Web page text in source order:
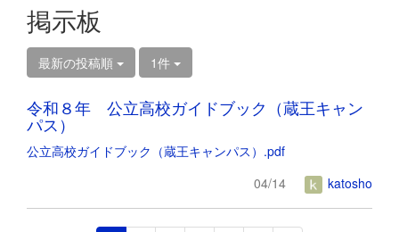
掲示板
最新の投稿順 1件
令和８年 公立高校ガイドブック（蔵王キャン
パス）
公立高校ガイドブック（蔵王キャンパス）.pdf
04/14
katosho